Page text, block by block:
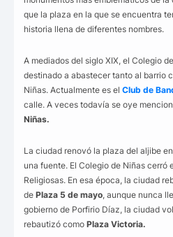
que la plaza en la que se encuentra
historia llena de diferentes nombres.
A mediados del siglo XIX, el Colegio
destinado a abastecer tanto al barrio
Niñas. Actualmente es el Club de
calle. A veces todavía se oye
Niñas.
La ciudad renovó la plaza del aljibe
una fuente. El Colegio de Niñas cerró
Religiosas. En esa época, la ciudad
de Plaza 5 de mayo, aunque nunca
gobierno de Porfirio Díaz, la ciudad
rebautizó como Plaza Victoria.